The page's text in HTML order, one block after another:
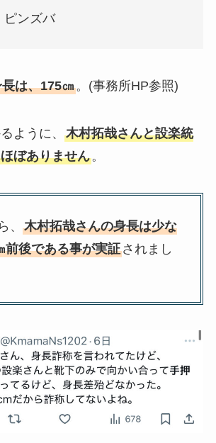
ピンズバ
は、175㎝。(事務所HP参照)
ように、 木村拓哉さんと設楽統
ぼありません。
、 木村拓哉さんの身長は少な
前後である事が実証されまし